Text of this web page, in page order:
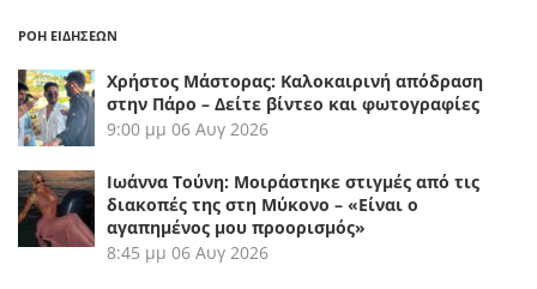
ΡΟΗ ΕΙΔΗΣΕΩΝ
Χρήστος Μάστορας: Καλοκαιρινή απόδραση
στην Πάρο – Δείτε βίντεο και φωτογραφίες
9:00 μμ 06 Αυγ 2026
Ιωάννα Τούνη: Μοιράστηκε στιγμές από τις
διακοπές της στη Μύκονο – «Είναι ο
αγαπημένος μου προορισμός»
8:45 μμ 06 Αυγ 2026